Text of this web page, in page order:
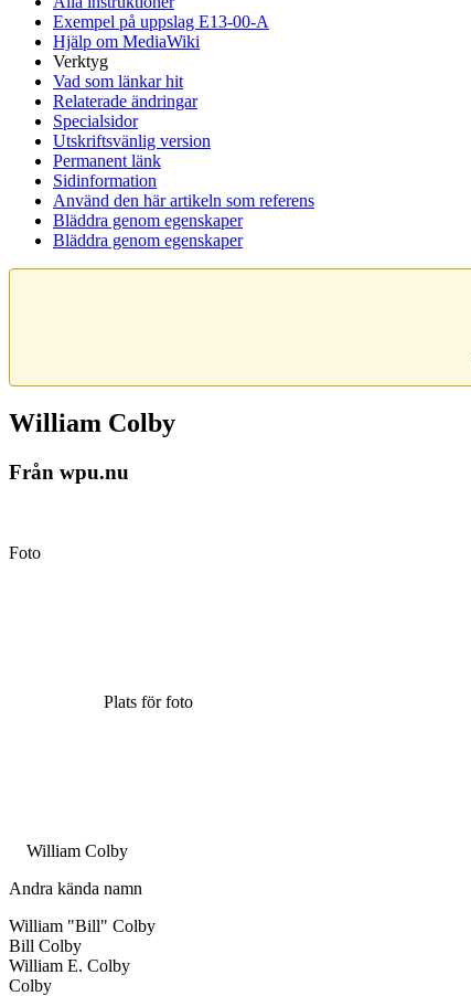
Exempel på uppslag E13-00-A
Hjälp om MediaWiki
Verktyg
Vad som länkar hit
Relaterade ändringar
Specialsidor
Utskriftsvänlig version
Permanent länk
Sidinformation
Använd den här artikeln som referens
Bläddra genom egenskaper
Bläddra genom egenskaper
William Colby
Från wpu.nu
Foto
Plats för foto
William Colby
Andra kända namn
William "Bill" Colby
Bill Colby
William E. Colby
Colby